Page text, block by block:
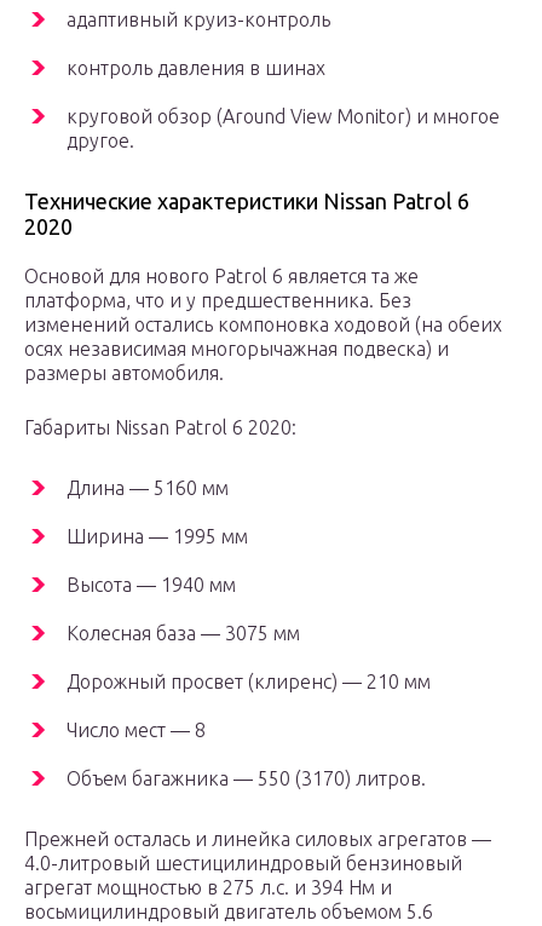
адаптивный круиз-контроль
контроль давления в шинах
круговой обзор (Around View Monitor) и многое
другое.
Технические характеристики Nissan Patrol 6
2020
Основой для нового Patrol 6 является та же
платформа, что и у предшественника. Без
изменений остались компоновка ходовой (на обеих
осях независимая многорычажная подвеска) и
размеры автомобиля.
Габариты Nissan Patrol 6 2020:
Длина — 5160 мм
Ширина — 1995 мм
Высота — 1940 мм
Колесная база — 3075 мм
Дорожный просвет (клиренс) — 210 мм
Число мест — 8
Объем багажника — 550 (3170) литров.
Прежней осталась и линейка силовых агрегатов —
4.0-литровый шестицилиндровый бензиновый
агрегат мощностью в 275 л.с. и 394 Нм и
восьмицилиндровый двигатель объемом 5.6